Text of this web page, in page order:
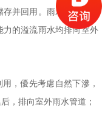
并回用。雨水收集回用
力的溢流雨水均排向室外
，優先考慮自然下滲，
，排向室外雨水管道；